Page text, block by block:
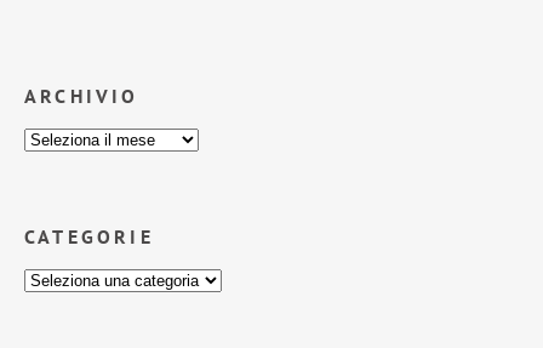
ARCHIVIO
CATEGORIE